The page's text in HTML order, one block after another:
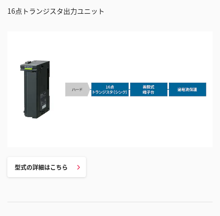
16点トランジスタ出力ユニット
型式の詳細はこちら